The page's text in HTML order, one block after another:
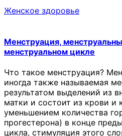
Женское здоровье
Менструация,
менструальном цикле
Что такое менструация?
иногда также называемая
результатом выделений из
матки и состоит из крови и
уменьшением количества
прогестерона) в конце
цикла, стимуляция этого